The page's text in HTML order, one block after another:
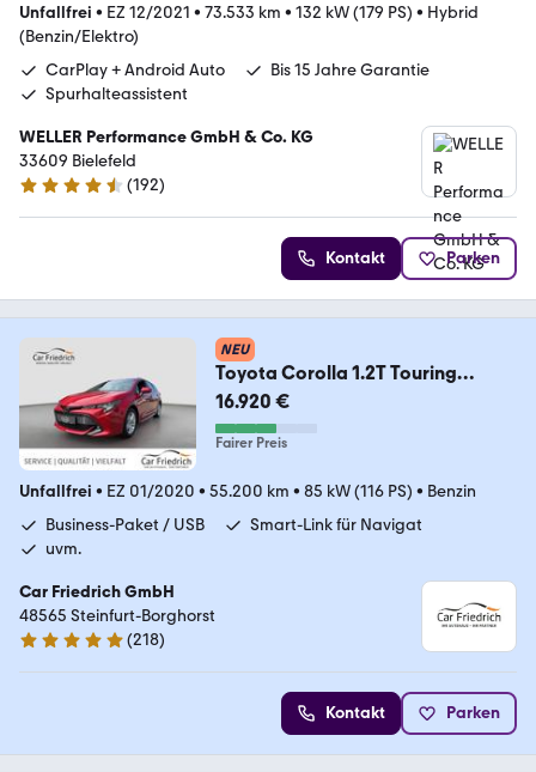
Unfallfrei • EZ 12/2021 • 73.533 km • 132 kW (179 PS) • Hybrid
(Benzin/Elektro)
CarPlay + Android Auto
Bis 15 Jahre Garantie
Spurhalteassistent
WELLER Performance GmbH & Co. KG
33609 Bielefeld
4.4 Sterne
(192)
Kontakt Parken
NEU
Toyota Corolla 1.2T Touring
Sports Comfort
16.920 €
Fairer Preis
Unfallfrei • EZ 01/2020 • 55.200 km • 85 kW (116 PS) • Benzin
Business-Paket / USB
Smart-Link für Navigat
uvm.
Car Friedrich GmbH
48565 Steinfurt-Borghorst
4.9 Sterne
(218)
Kontakt Parken